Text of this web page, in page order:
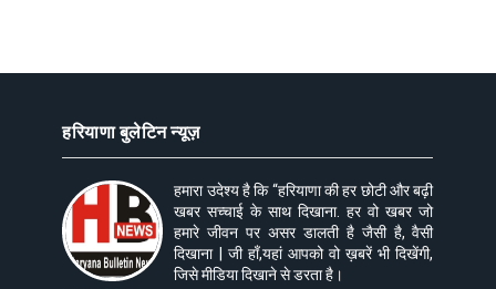
हरियाणा बुलेटिन न्यूज़
हमारा उदेश्य है कि “हरियाणा की हर छोटी और बढ़ी
खबर सच्चाई के साथ दिखाना. हर वो खबर जो
हमारे जीवन पर असर डालती है जैसी है, वैसी
दिखाना | जी हाँ,यहां आपको वो ख़बरें भी दिखेंगी,
जिसे मीडिया दिखाने से डरता है।